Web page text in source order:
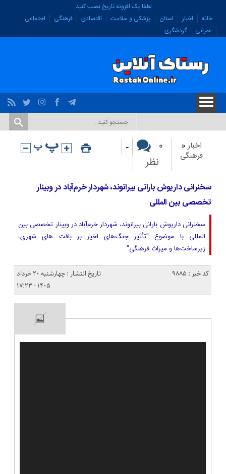
لطفا یک افزونه تاریخ نصب کنید.
خانه
اخبار استان پزشکی و سلامت اقتصادی فرهنگی
اجتماعی
عمرانی
گردشگری
اخبار«
فرهنگی
۰
نظر
-
سخنرانی داریوش بارانی بیرانوند، شهردار خرم‌آباد در وبینار
تخصصی بین المللی
سخنرانی داریوش بارانی بیرانوند، شهردار خرم‌آباد در وبینار تخصصی بین
المللی با موضوع "تأثیر جنگ‌های اخیر بر بافت های شهری،
زیرساخت‌ها و میراث فرهنگی"
کد خبر : 9885
تاریخ انتشار : چهارشنبه ۲۰ خرداد
۱۴۰۵ - ۱۷:۲۳
ویدیو